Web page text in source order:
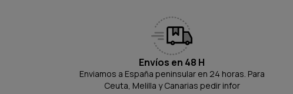
Envíos en 48 H
Enviamos a España peninsular en 24 horas. Para
Ceuta, Melilla y Canarias pedir infor